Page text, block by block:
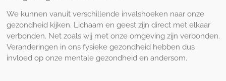
We kunnen vanuit verschillende invalshoeken naar onze
gezondheid kijken. Lichaam en geest zijn direct met elkaar
verbonden. Net zoals wij met onze omgeving zijn verbonden.
Veranderingen in ons fysieke gezondheid hebben dus
invloed op onze mentale gezondheid en andersom.